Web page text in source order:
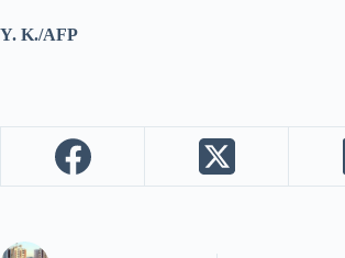
Y. K./AFP